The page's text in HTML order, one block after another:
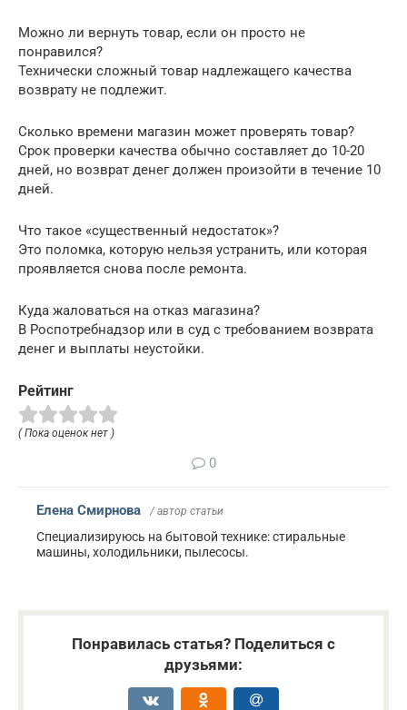
Можно ли вернуть товар, если он просто не
понравился?
Технически сложный товар надлежащего качества
возврату не подлежит.
Сколько времени магазин может проверять товар?
Срок проверки качества обычно составляет до 10-20
дней, но возврат денег должен произойти в течение 10
дней.
Что такое «существенный недостаток»?
Это поломка, которую нельзя устранить, или которая
проявляется снова после ремонта.
Куда жаловаться на отказ магазина?
В Роспотребнадзор или в суд с требованием возврата
денег и выплаты неустойки.
Рейтинг
( Пока оценок нет )
0
Елена Смирнова / автор статьи
Специализируюсь на бытовой технике: стиральные
машины, холодильники, пылесосы.
Понравилась статья? Поделиться с
друзьями: